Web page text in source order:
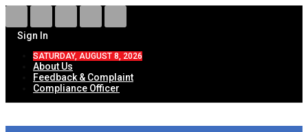
Sign In
SATURDAY, AUGUST 8, 2026
About Us
Feedback & Complaint
Compliance Officer